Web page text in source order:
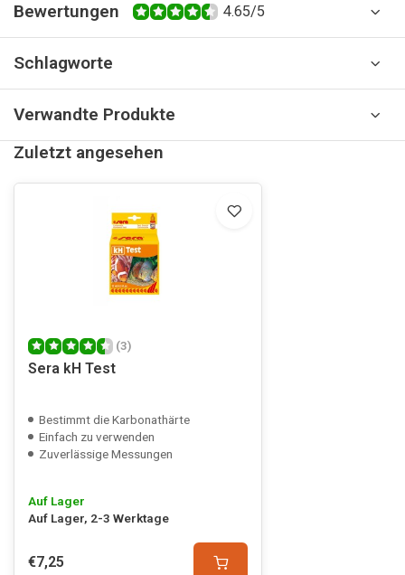
Bewertungen 4.65/5
Schlagworte
Verwandte Produkte
Zuletzt angesehen
(3)
Sera kH Test
Bestimmt die Karbonathärte
Einfach zu verwenden
Zuverlässige Messungen
Auf Lager
Auf Lager, 2-3 Werktage
€7,25